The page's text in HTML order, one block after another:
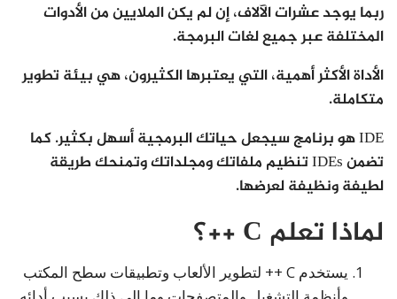
ربما يوجد عشرات الآلاف، إن لم يكن الملايين من الأدوات
المختلفة عبر جميع لغات البرمجة.
الأداة الأكثر أهمية، التي يعتبرها الكثيرون، هي بيئة تطوير
متكاملة.
IDE هو برنامج سيجعل حياتك البرمجية أسهل بكثير. كما
تضمن IDEs تنظيم ملفاتك ومجلداتك وتمنحك طريقة
لطيفة ونظيفة لعرضها.
لماذا تعلم C ++؟
يستخدم C ++ لتطوير الألعاب وتطبيقات سطح المكتب